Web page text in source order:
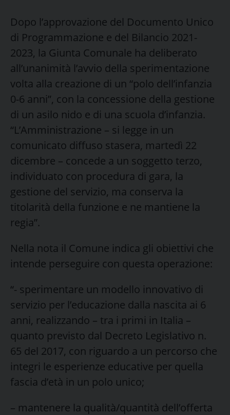
Dopo l’approvazione del Documento Unico
di Programmazione e del Bilancio 2021-
2023, la Giunta Comunale ha deliberato
all’unanimità l’avvio della sperimentazione
volta alla creazione di un “polo dell’infanzia
0-6 anni”, con la concessione della gestione
di un asilo nido e di una scuola d’infanzia.
“L’Amministrazione – si legge in un
comunicato diffuso stasera, martedì 22
dicembre – concede a un soggetto terzo,
individuato con procedura di gara, la
gestione del servizio, ma conserva la
titolarità della funzione e ne mantiene la
regia”.
Nella nota il Comune indica gli obiettivi che
intende perseguire con questa operazione:
“- sperimentare un modello innovativo di
servizio per l’educazione dalla nascita ai 6
anni, realizzando – tra i primi in Italia –
quanto previsto dal Decreto Legislativo n.
65 del 2017, con riguardo a un percorso che
integri le esperienze educative per quella
fascia d’età in un polo unico;
– mantenere la qualità/quantità dell’offerta